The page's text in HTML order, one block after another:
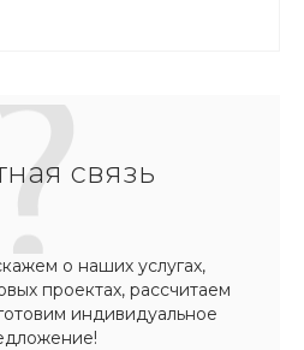
связь
о наших услугах,
проектах, рассчитаем
индивидуальное